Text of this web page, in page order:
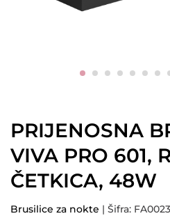
PRIJENOSNA
VIVA PRO 601,
ČETKICA, 48W
Brusilice za nokte | Šifra: